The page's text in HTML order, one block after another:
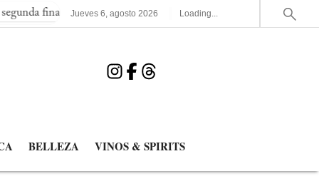
consecutiva del Mundial España elimina a Francia y jugará
Jueves 6,agosto 2026 Loading...
BELLEZA VINOS & SPIRITS